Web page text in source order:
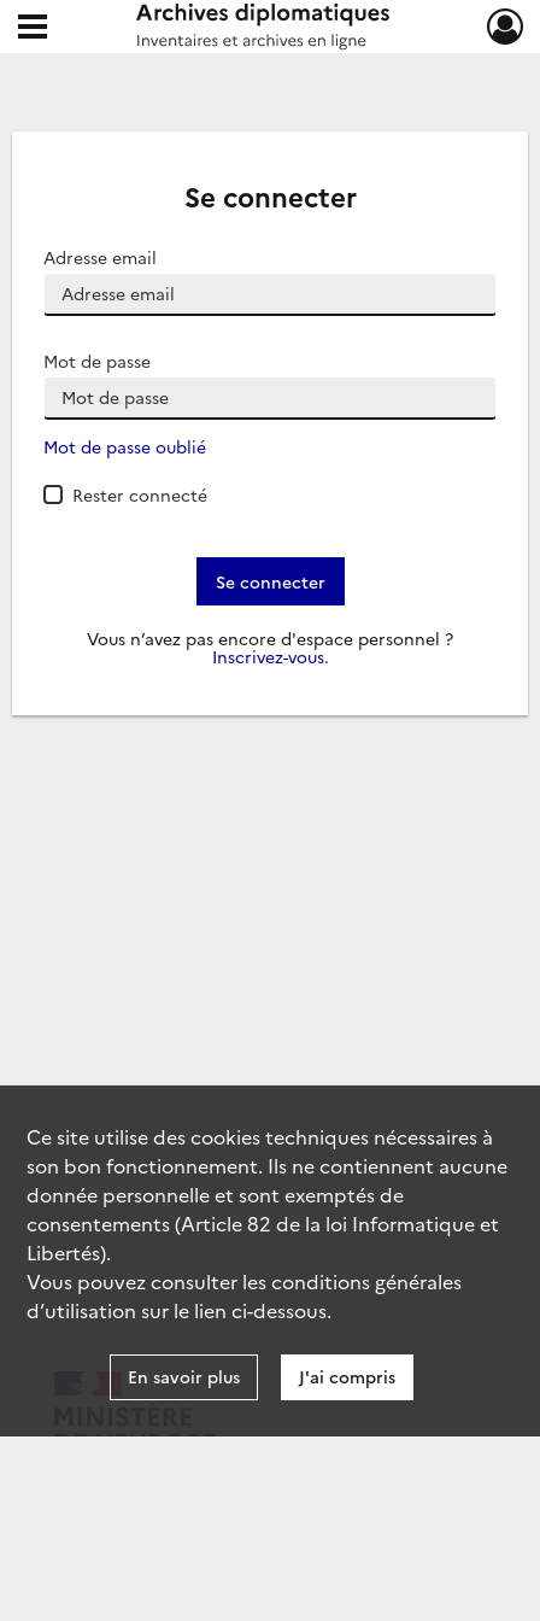
Archives diplomatiques
Ouvrir le menu déroulant
Se connecter
Adresse email
Mot de passe
Mot de passe oublié
Rester connecté
Se connecter
Vous n’avez pas encore d'espace personnel ?
Inscrivez-vous.
Ce site utilise descookiestechniques nécessaires à
son bon fonctionnement. Ils ne contiennent aucune
donnée personnelle et sont exemptés de
consentements (Article 82 de la loi Informatique et
Libertés).
Vous pouvez consulter les conditions générales
d’utilisation sur le lien ci-dessous.
En savoir plus J'ai compris